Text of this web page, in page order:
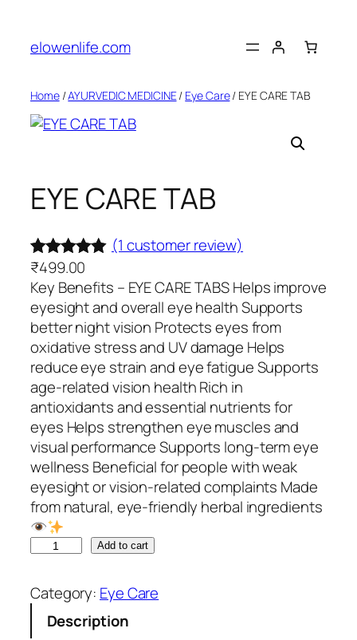
content
elowenlife.com
Home/AYURVEDIC MEDICINE/ Eye Care/ EYE CARE TAB
EYE CARE TAB
Rated5.00
out of 5
based on
1
customer
rating
(1 customer review)
₹499.00
Key Benefits – EYE CARE TABS Helps improve
eyesight and overall eye health Supports
better night vision Protects eyes from
oxidative stress and UV damage Helps
reduce eye strain and eye fatigue Supports
age-related vision health Rich in
antioxidants and essential nutrients for
eyes Helps strengthen eye muscles and
visual performance Supports long-term eye
wellness Beneficial for people with weak
eyesight or vision-related complaints Made
from natural, eye-friendly herbal ingredients
E
C
Add to cart
Category: Eye Care
Description